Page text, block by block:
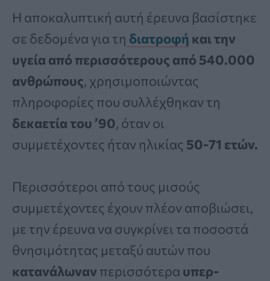
Η αποκαλυπτική αυτή έρευνα βασίστηκε
σε δεδομένα για τη διατροφή και την
υγεία από περισσότερους από 540.000
ανθρώπους, χρησιμοποιώντας
πληροφορίες που συλλέχθηκαν τη
δεκαετία του ’90, όταν οι
συμμετέχοντες ήταν ηλικίας 50-71 ετών.
Περισσότεροι από τους μισούς
συμμετέχοντες έχουν πλέον αποβιώσει,
με την έρευνα να συγκρίνει τα ποσοστά
θνησιμότητας μεταξύ αυτών που
κατανάλωναν περισσότερα υπερ-